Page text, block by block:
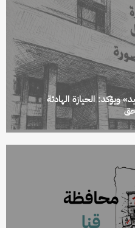
ويؤكد: الحيازة الهادئة